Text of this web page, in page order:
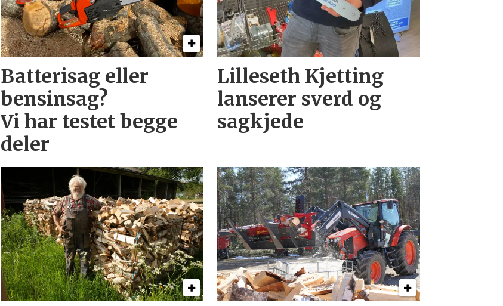
Batterisag eller
bensinsag?
Vi har testet begge
deler
Lilleseth Kjetting
lanserer sverd og
sagkjede